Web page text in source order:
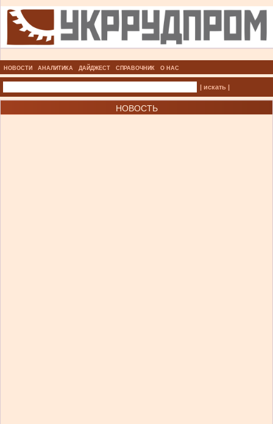
НОВОСТИ АНАЛИТИКА ДАЙДЖЕСТ СПРАВОЧНИК О НАС
| искать |
НОВОСТЬ